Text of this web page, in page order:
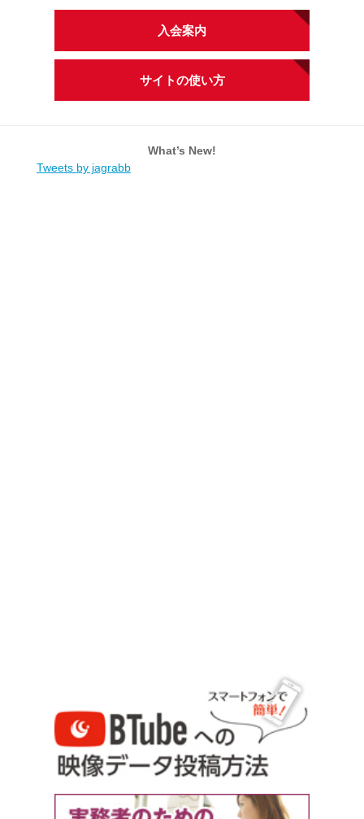
入会案内
サイトの使い方
What’s New!
Tweets by jagrabb